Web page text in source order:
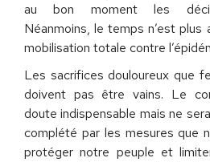
au bon moment les
Néanmoins, le temps n’est plus
mobilisation totale contre
Les sacrifices douloureux que
doivent pas être vains. Le
doute indispensable mais ne
complété par les mesures que
protéger notre peuple et